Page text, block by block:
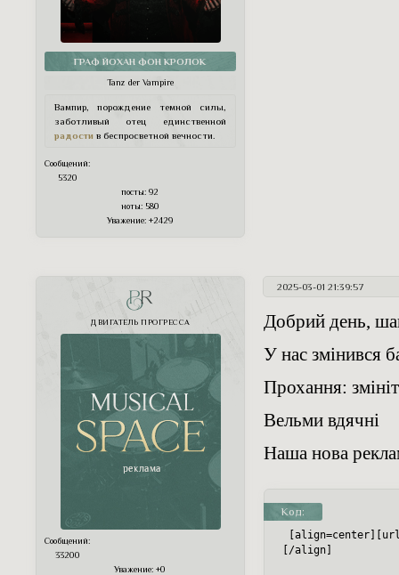
ГРАФ ЙОХАН ФОН КРОЛОК
Tanz der Vampire
Вампир, порождение темной силы,
заботливый отец единственной
радости в беспросветной вечности.
Сообщений:
5320
посты: 92
ноты: 580
Уважение: +2429
2025-03-01 21:39:57
PR
ДВИГАТЕЛЬ ПРОГРЕССА
Сообщений:
33200
Уважение: +0
Добрий день,
У нас змінився
Прохання:
Вельми вдячні
Наша нова
Код:
[/align]